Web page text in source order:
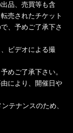
品、売買等も含
売されたチケット
、予めご了承下さ
ビデオによる撮
めご了承下さい。
により、開催日や
テナンスのため、